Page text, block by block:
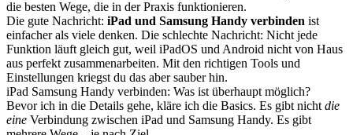
die besten Wege, die in der Praxis funktionieren.
Die gute Nachricht: iPad und Samsung Handy verbinden ist
einfacher als viele denken. Die schlechte Nachricht: Nicht jede
Funktion läuft gleich gut, weil iPadOS und Android nicht von Haus
aus perfekt zusammenarbeiten. Mit den richtigen Tools und
Einstellungen kriegst du das aber sauber hin.
iPad Samsung Handy verbinden: Was ist überhaupt möglich?
Bevor ich in die Details gehe, kläre ich die Basics. Es gibt nicht die
eine Verbindung zwischen iPad und Samsung Handy. Es gibt